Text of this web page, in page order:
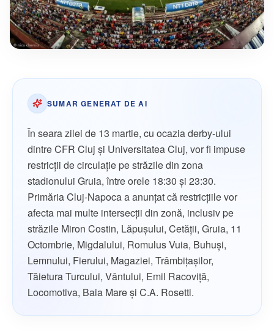
SUMAR GENERAT DE AI
În seara zilei de 13 martie, cu ocazia derby-ului
dintre CFR Cluj și Universitatea Cluj, vor fi impuse
restricții de circulație pe străzile din zona
stadionului Gruia, între orele 18:30 și 23:30.
Primăria Cluj-Napoca a anunțat că restricțiile vor
afecta mai multe intersecții din zonă, inclusiv pe
străzile Miron Costin, Lăpușului, Cetății, Gruia, 11
Octombrie, Migdalului, Romulus Vuia, Buhuși,
Lemnului, Fierului, Magaziei, Trâmbițașilor,
Tăietura Turcului, Vântului, Emil Racoviță,
Locomotiva, Baia Mare și C.A. Rosetti.